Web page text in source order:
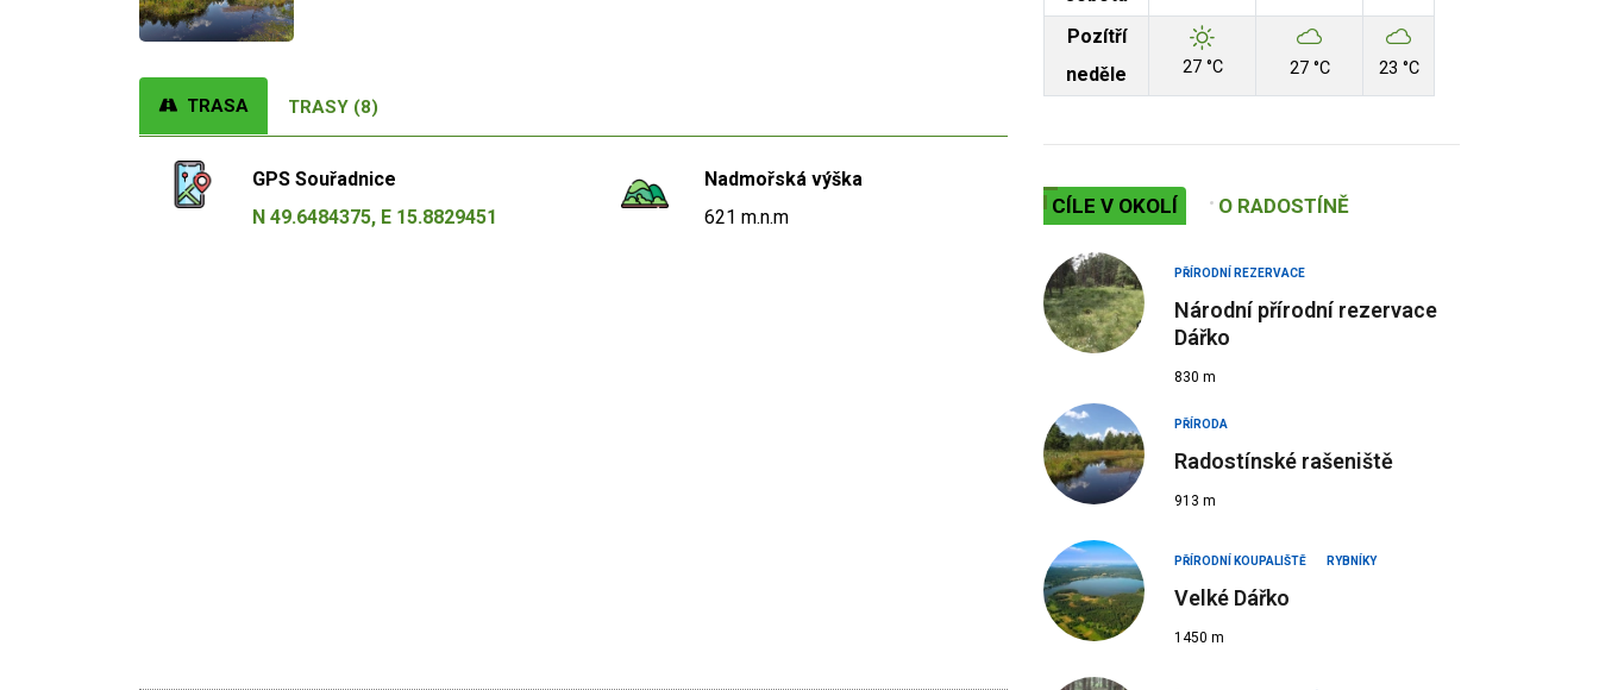
TRASA TRASY (8)
GPS Souřadnice
N 49.6484375, E 15.8829451
Nadmořská výška
621 m.n.m
Pozítří
neděle
27 °C 27 °C 23 °C
CÍLE V OKOLÍ O RADOSTÍNĚ
PŘÍRODNÍ REZERVACE
Národní přírodní rezervace
Dářko
830 m
PŘÍRODA
Radostínské rašeniště
913 m
PŘÍRODNÍ KOUPALIŠTĚ RYBNÍKY
Velké Dářko
1450 m